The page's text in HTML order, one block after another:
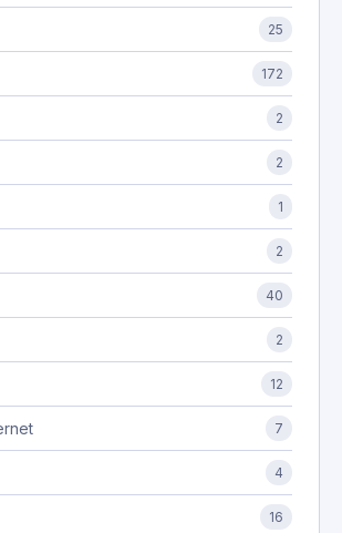
25
172
2
2
1
2
40
2
12
7
4
16